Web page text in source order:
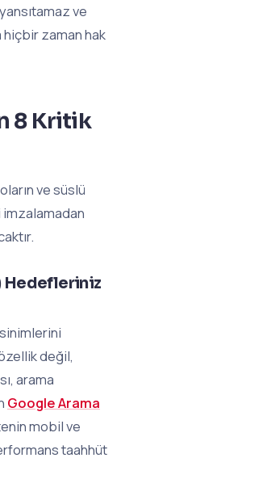
ve
hiçbir zaman hak
8 Kritik
ve süslü
Hedefleriniz
değil,
arama
Google Arama
mobil ve
taahhüt